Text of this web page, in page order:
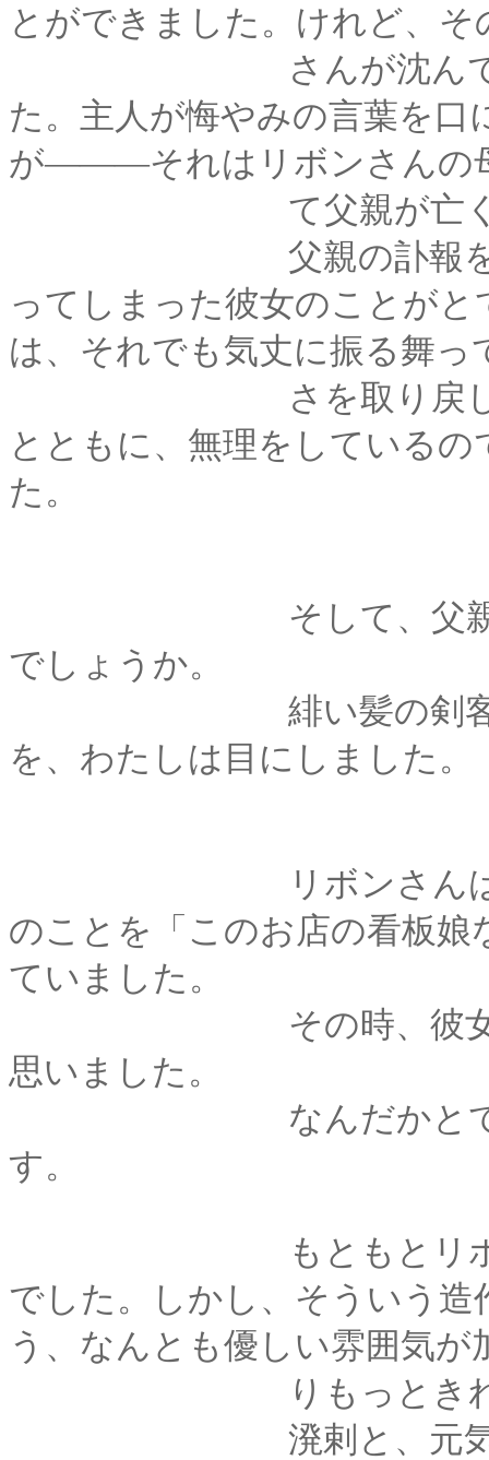
とができました。けれど、
さんが沈んでいた時
た。主人が悔やみの言葉を
が―――それはリボンさんの
て父親が亡くなっ
父親の訃報を聞いた
ってしまった彼女のことが
は、それでも気丈に振る舞っ
さを取り戻していき
とともに、無理をしている
た。
そして、父親が亡く
でしょうか。
緋い髪の剣客さんを
を、わたしは目にしました。
リボンさんはやはり
のことを「このお店の看板
ていました。
その時、彼女を見て
思いました。
なんだかとても
す。
もともとリボンさん
でした。しかし、そういう
う、なんとも優しい雰囲気
りもっときれいに
溌剌と、元気に振舞